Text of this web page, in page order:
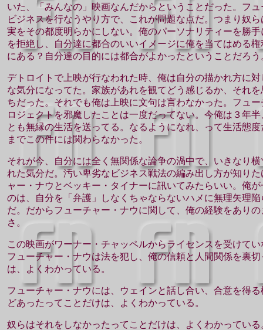
いた、「みんなの」映画なんだからということだった。フ
ビジネスを行なうやり方で、これが問題な点だ。つまり奴
実をその都度明らかにしない。俺のパーソナリティーを勝
を拒絶し、自分達に都合のいいイメージに俺を当てはめる
にある？自分達の目的には都合がよかったということだろう
デトロイトで上映が行なわれた時、俺は自分の描かれ方に
な気分になってた。家族があれを観てどう感じるか、それ
ちだった。それでも俺は上映に文句は言わなかった。フュ
ロジェクトを邪魔したことは一度だってない。今俺は３年
とも無縁の生活を送ってる。なるようになれ、って生活態
までこの件には関わらなかった。
それが今、自分には全く無関係な論争の渦中で、いきなり
れた気分だ。汚い卑劣なビジネス戦法の編み出し方が知り
ャー・ナウとベッキー・タイナーに訊いてみたらいい。俺
のは、自分を「弁護」しなくちゃならないハメに無理矢理
だ。だからフューチャー・ナウに関して、俺の経験をあり
さ。
この映画がワーナー・チャッペルからライセンスを受けて
フューチャー・ナウは法を犯し、俺の信頼と人間関係を裏
は、よくわかっている。
フューチャー・ナウには、ウェインと話し合い、合意を得
どあったってことだけは、よくわかっている。
奴らはそれをしなかったってことだけは、よくわかってい